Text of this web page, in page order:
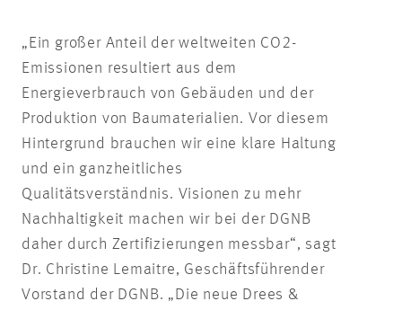
„Ein großer Anteil der weltweiten CO2-
Emissionen resultiert aus dem
Energieverbrauch von Gebäuden und der
Produktion von Baumaterialien. Vor diesem
Hintergrund brauchen wir eine klare Haltung
und ein ganzheitliches
Qualitätsverständnis. Visionen zu mehr
Nachhaltigkeit machen wir bei der DGNB
daher durch Zertifizierungen messbar“, sagt
Dr. Christine Lemaitre, Geschäftsführender
Vorstand der DGNB. „Die neue Drees &